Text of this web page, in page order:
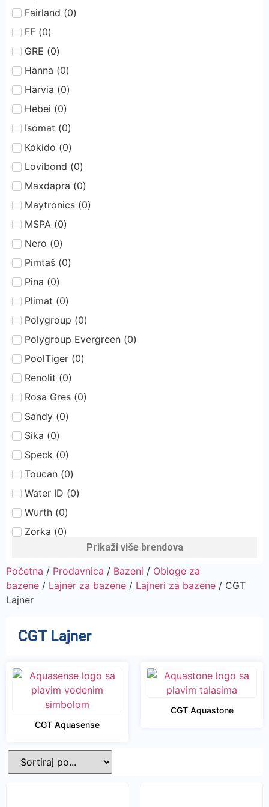
Fairland (0)
FF (0)
GRE (0)
Hanna (0)
Harvia (0)
Hebei (0)
Isomat (0)
Kokido (0)
Lovibond (0)
Maxdapra (0)
Maytronics (0)
MSPA (0)
Nero (0)
Pimtaš (0)
Pina (0)
Plimat (0)
Polygroup (0)
Polygroup Evergreen (0)
PoolTiger (0)
Renolit (0)
Rosa Gres (0)
Sandy (0)
Sika (0)
Speck (0)
Toucan (0)
Water ID (0)
Wurth (0)
Zorka (0)
Prikaži više brendova
Početna / Prodavnica / Bazeni / Obloge za
bazene / Lajner za bazene / Lajneri za bazene / CGT
Lajner
CGT Lajner
CGT Aquasense
CGT Aquastone